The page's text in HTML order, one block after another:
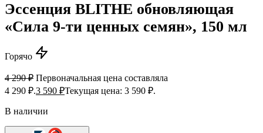
Эссенция BLITHE обновляющая
«Сила 9-ти ценных семян», 150 мл
Горячо
4 290₽ Первоначальная цена составляла
4 290 ₽.3 590 ₽Текущая цена: 3 590 ₽.
В наличии